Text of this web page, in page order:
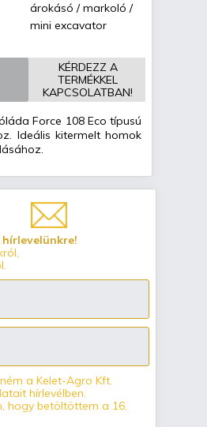
árokásó / markoló /
mini excavator
KÉRDEZZ A
TERMÉKKEL
KAPCSOLATBAN!
Force 108 Eco típusú
Ideális kitermelt homok
hírlevelünkre!
a Kelet-Agro Kft.
hírlevélben.
hogy betöltöttem a 16.